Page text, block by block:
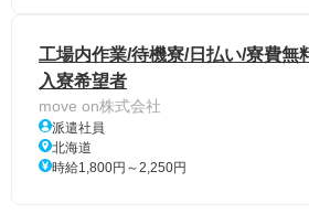
工場内作業/待機寮/日払い/寮費無
入寮希望者
move on株式会社
派遣社員
北海道
時給1,800円～2,250円